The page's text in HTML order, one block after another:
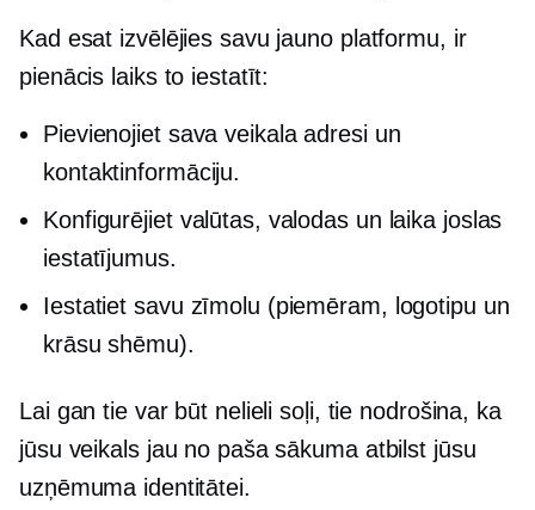
Kad esat izvēlējies savu jauno platformu, ir
pienācis laiks to iestatīt:
Pievienojiet sava veikala adresi un
kontaktinformāciju.
Konfigurējiet valūtas, valodas un laika joslas
iestatījumus.
Iestatiet savu zīmolu (piemēram, logotipu un
krāsu shēmu).
Lai gan tie var būt nelieli soļi, tie nodrošina, ka
jūsu veikals jau no paša sākuma atbilst jūsu
uzņēmuma identitātei.